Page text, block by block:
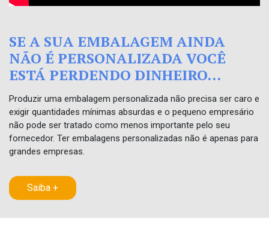
SE A SUA EMBALAGEM AINDA
NÃO É PERSONALIZADA VOCÊ
ESTÁ PERDENDO DINHEIRO...
Produzir uma embalagem personalizada não precisa ser caro e
exigir quantidades mínimas absurdas e o pequeno empresário
não pode ser tratado como menos importante pelo seu
fornecedor. Ter embalagens personalizadas não é apenas para
grandes empresas.
Saiba +